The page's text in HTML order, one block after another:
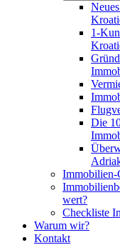
1-
Die
Immobilien-
wert?
Checkliste
Warum wir?
Kontakt